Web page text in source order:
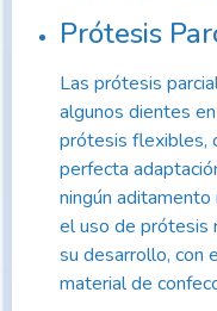
Prótesis
Las prótesis
algunos dientes
prótesis flexibles,
perfecta
ningún
el uso de prótesis
su desarrollo, con
material de